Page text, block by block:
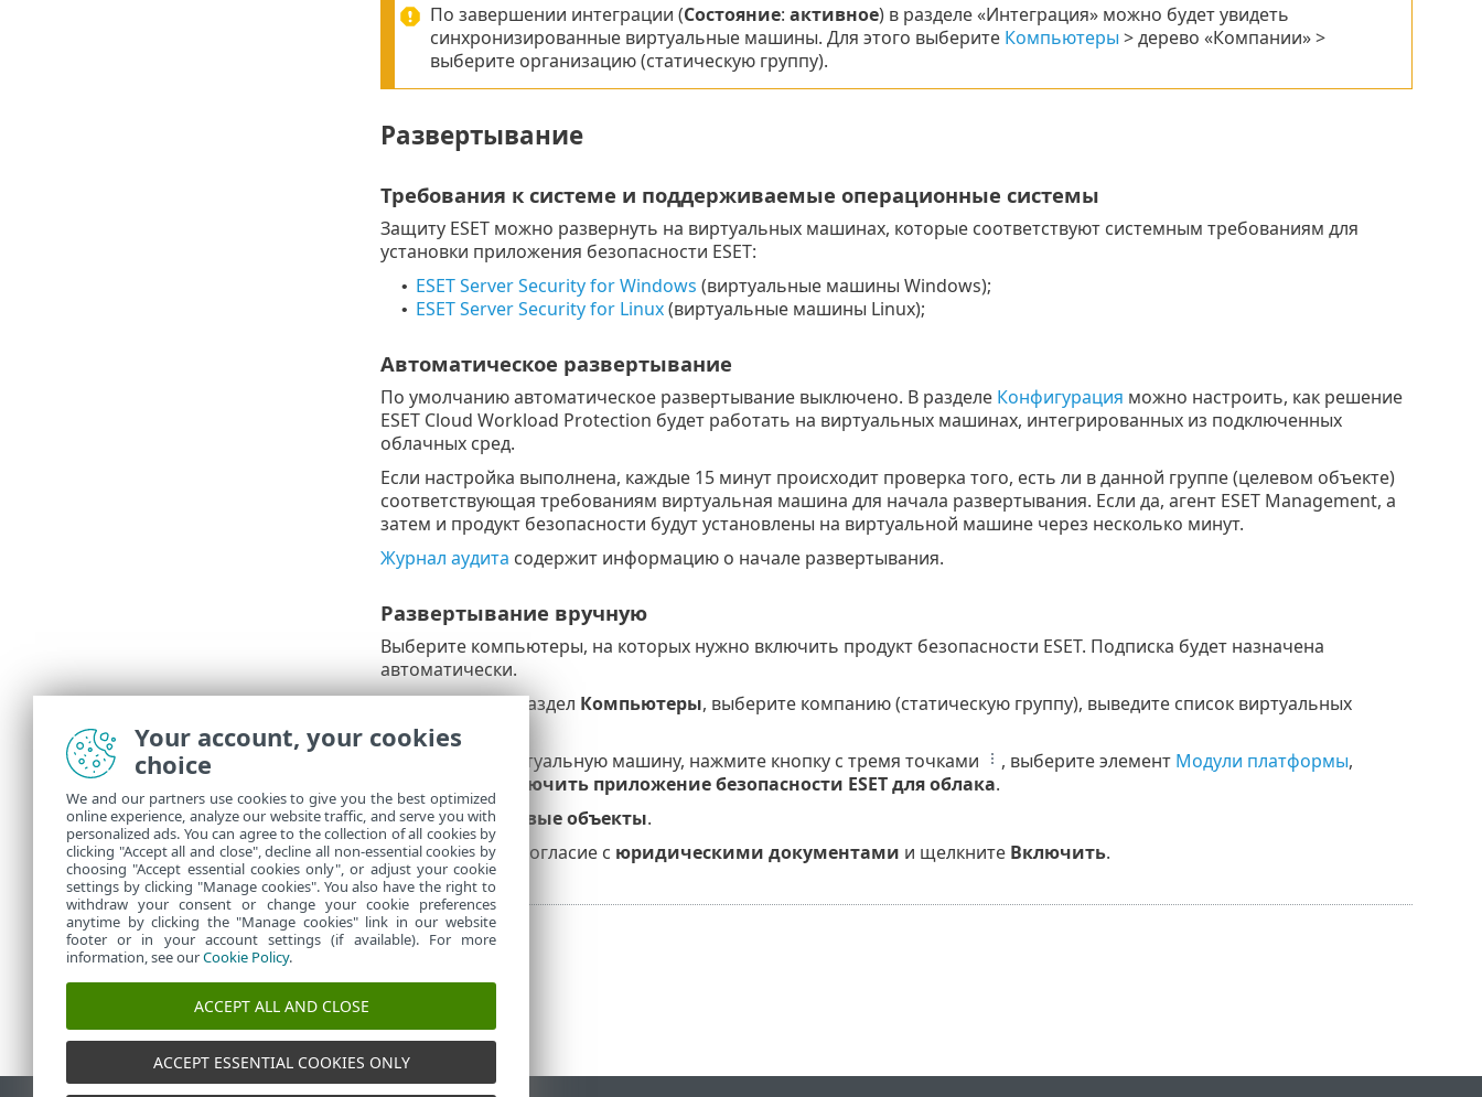
По завершении интеграции (Состояние: активное) в разделе «Интеграция» можно будет увидеть
синхронизированные виртуальные машины. Для этого выберите Компьютеры > дерево «Компании» >
выберите организацию (статическую группу).
Развертывание
Требования к системе и поддерживаемые операционные системы
Защиту ESET можно развернуть на виртуальных машинах, которые соответствуют системным требованиям для
установки приложения безопасности ESET:
• ESET Server Security for Windows (виртуальные машины Windows);
• ESET Server Security for Linux(виртуальные машины Linux);
Автоматическое развертывание
По умолчанию автоматическое развертывание выключено. В разделе Конфигурация можно настроить, как решение
ESET Cloud Workload Protection будет работать на виртуальных машинах, интегрированных из подключенных
облачных сред.
Если настройка выполнена, каждые 15 минут происходит проверка того, есть ли в данной группе (целевом объекте)
соответствующая требованиям виртуальная машина для начала развертывания. Если да, агент ESET Management, а
затем и продукт безопасности будут установлены на виртуальной машине через несколько минут.
Журнал аудита содержит информацию о начале развертывания.
Развертывание вручную
Выберите компьютеры, на которых нужно включить продукт безопасности ESET. Подписка будет назначена
автоматически.
1. Перейдите в раздел Компьютеры, выберите компанию (статическую группу), выведите список виртуальных
машин.
Выберите виртуальную машину, нажмите кнопку с тремя точками , выберите элемент Модули платформы,
Включить приложение безопасности ESET для облака.
3. Выбратьцелевые объекты.
4. Подтвердите согласие с юридическими документами и щелкните Включить.
Your account, your cookies
choice
We and our partners use cookies to give you the best optimized
online experience, analyze our website traffic, and serve you with
personalized ads. You can agree to the collection of all cookies by
clicking "Accept all and close", decline all non-essential cookies by
choosing "Accept essential cookies only", or adjust your cookie
settings by clicking "Manage cookies". You also have the right to
withdraw your consent or change your cookie preferences
anytime by clicking the "Manage cookies" link in our website
footer or in your account settings (if available). For more
information, see ourCookie Policy.
ACCEPT ALL AND CLOSE
ACCEPT ESSENTIAL COOKIES ONLY